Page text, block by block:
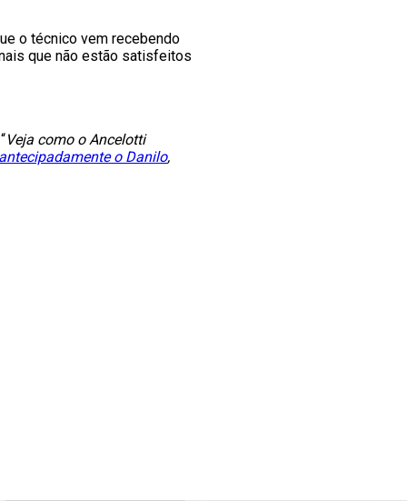
o técnico vem recebendo
que não estão satisfeitos
Veja como o Ancelotti
o Danilo,